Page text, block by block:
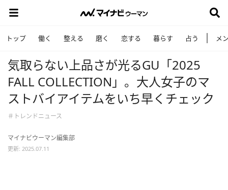
トップ 働く 整える 磨く 恋する 暮らす 占う メ
気取らない上品さが光るGU「2025
FALL COLLECTION」。大人女子のマ
ストバイアイテムをいち早くチェック
＃トレンドニュース
マイナビウーマン編集部
更新: 2025.07.11